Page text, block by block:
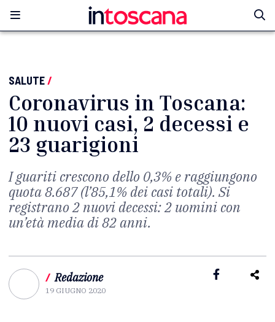
SALUTE/
Coronavirus in Toscana:
10 nuovi casi, 2 decessi e
23 guarigioni
I guariti crescono dello 0,3% e raggiungono
quota 8.687 (l’85,1% dei casi totali). Si
registrano 2 nuovi decessi: 2 uomini con
un’età media di 82 anni.
/ Redazione
19 GIUGNO 2020